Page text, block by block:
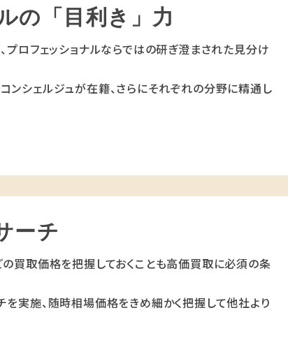
の「目利き」力
プロフェッショナルならではの研ぎ澄まされた見分け
シェルジュが在籍、さらにそれぞれの分野に精通し
ーチ
買取価格を把握しておくことも高価買取に必須の条
実施、随時相場価格をきめ細かく把握して他社より